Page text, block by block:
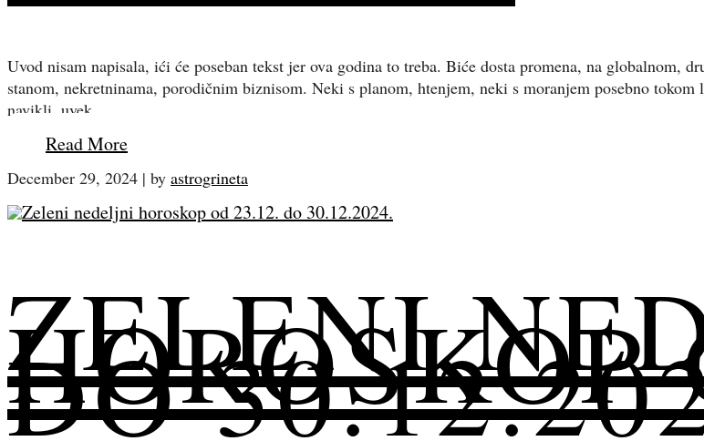
Uvod nisam napisala, ići će poseban tekst jer ova godina to treba. Biće dosta promena, na globalnom,
stanom, nekretninama, porodičnim biznisom. Neki s planom, htenjem, neki s moranjem posebno
navikli, uvek…
Read More
December 29, 2024 | by astrogrineta
ZELENI
HOROSKOP
DO